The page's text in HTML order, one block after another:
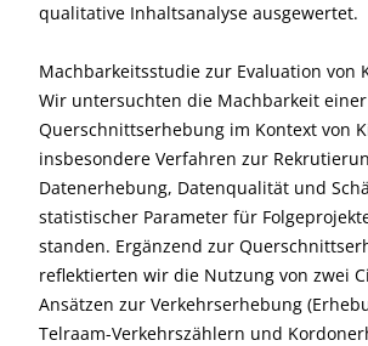
qualitative Inhaltsanalyse ausgewertet.
Machbarkeitsstudie zur Evaluation von
Wir untersuchten die Machbarkeit einer
Querschnittserhebung im Kontext von
insbesondere Verfahren zur
Datenerhebung, Datenqualität und
statistischer Parameter für
standen. Ergänzend zur
reflektierten wir die Nutzung von zwei
Ansätzen zur Verkehrserhebung
Telraam-Verkehrszählern und